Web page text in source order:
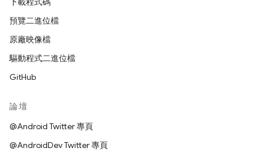
預覽二進位檔
原廠映像檔
驅動程式二進位檔
GitHub
論壇
@Android Twitter 專頁
@AndroidDev Twitter 專頁